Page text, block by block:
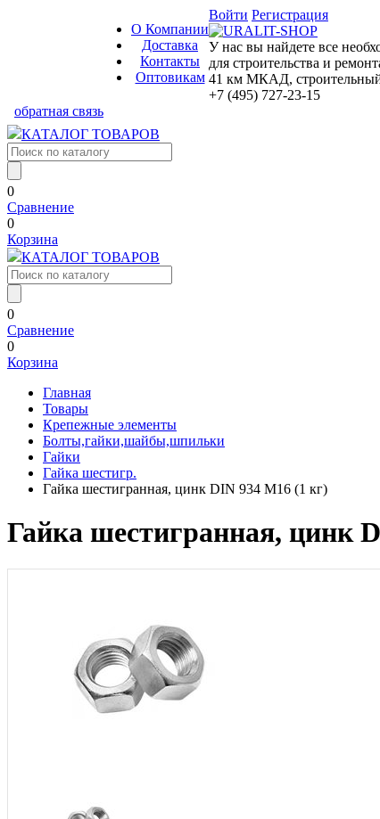
О Компании
Доставка
Контакты
Оптовикам
Войти Регистрация
У нас вы найдете все
для строительства и
41 км МКАД,
+7 (495) 727-23-15
обратная связь
КАТАЛОГ ТОВАРОВ
0
Сравнение
0
Корзина
КАТАЛОГ ТОВАРОВ
0
Сравнение
0
Корзина
Главная
Товары
Крепежные элементы
Болты,гайки,шайбы,шпильки
Гайки
Гайка шестигр.
Гайка шестигранная, цинк DIN 934 М16 (1 кг)
Гайка шестигранная, цинк